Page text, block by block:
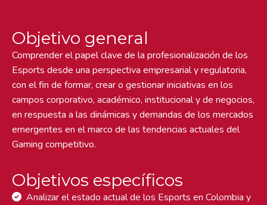
Objetivo general
Comprender el papel clave de la profesionalización de los
Esports desde una perspectiva empresarial y regulatoria,
con el fin de formar, crear o gestionar iniciativas en los
campos corporativo, académico, institucional y de negocios,
en respuesta a las dinámicas y demandas de los mercados
emergentes en el marco de las tendencias actuales del
Gaming competitivo.
Objetivos específicos
Analizar el estado actual de los Esports en Colombia y